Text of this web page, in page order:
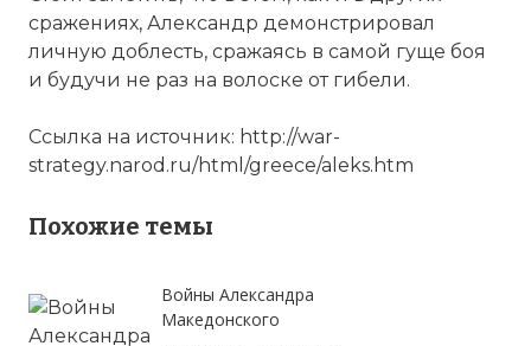
сражениях, Александр демонстрировал
личную доблесть, сражаясь в самой гуще боя
и будучи не раз на волоске от гибели.
Ссылка на источник: http://war-
strategy.narod.ru/html/greece/aleks.htm
Похожие темы
Войны Александра
Македонского